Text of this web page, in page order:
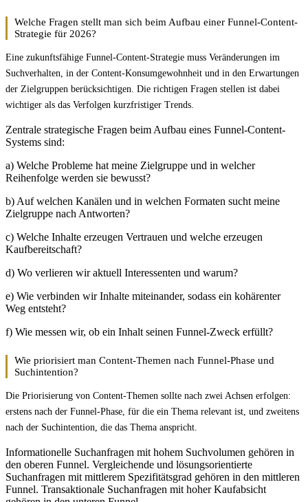
Welche Fragen stellt man sich beim Aufbau einer Funnel-Content-
Strategie für 2026?
Eine zukunftsfähige Funnel-Content-Strategie muss Veränderungen im
Suchverhalten, in der Content-Konsumgewohnheit und in den Erwartungen
der Zielgruppen berücksichtigen. Die richtigen Fragen stellen ist dabei
wichtiger als das Verfolgen kurzfristiger Trends.
Zentrale strategische Fragen beim Aufbau eines Funnel-Content-
Systems sind:
a) Welche Probleme hat meine Zielgruppe und in welcher
Reihenfolge werden sie bewusst?
b) Auf welchen Kanälen und in welchen Formaten sucht meine
Zielgruppe nach Antworten?
c) Welche Inhalte erzeugen Vertrauen und welche erzeugen
Kaufbereitschaft?
d) Wo verlieren wir aktuell Interessenten und warum?
e) Wie verbinden wir Inhalte miteinander, sodass ein kohärenter
Weg entsteht?
f) Wie messen wir, ob ein Inhalt seinen Funnel-Zweck erfüllt?
Wie priorisiert man Content-Themen nach Funnel-Phase und
Suchintention?
Die Priorisierung von Content-Themen sollte nach zwei Achsen erfolgen:
erstens nach der Funnel-Phase, für die ein Thema relevant ist, und zweitens
nach der Suchintention, die das Thema anspricht.
Informationelle Suchanfragen mit hohem Suchvolumen gehören in
den oberen Funnel. Vergleichende und lösungsorientierte
Suchanfragen mit mittlerem Spezifitätsgrad gehören in den mittleren
Funnel. Transaktionale Suchanfragen mit hoher Kaufabsicht